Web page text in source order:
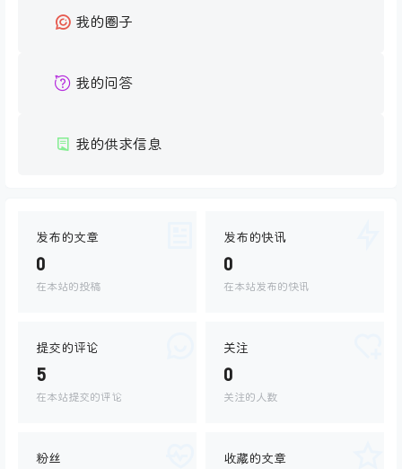
我的圈子
我的问答
我的供求信息
发布的文章
0
在本站的投稿
发布的快讯
0
在本站发布的快讯
提交的评论
5
在本站提交的评论
关注
0
关注的人数
粉丝 收藏的文章